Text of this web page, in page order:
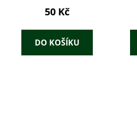
50 Kč
DO KOŠÍKU